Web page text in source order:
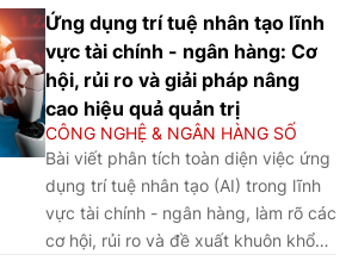
và khung pháp lý thông minh.
Kết quả cho thấy chuyển đổi
số có lợi suất biên giảm dần,
vai trò điều tiết quyết định
thuộc về khung pháp lý thông
minh tích tụ không gian địa lý
được tái định nghĩa theo mật
độ dữ liệu, nhân lực số và
năng lực xuất khẩu tiêu chuẩn
quốc tế, từ đó đề xuất hàm ý chính
sách cho Việt Nam theo hướng cân
bằng giữa thúc đẩy đổi mới, bảo
đảm ổn định và bảo vệ dữ liệu.
Ứng dụng trí tuệ nhân tạo lĩnh
vực tài chính - ngân hàng: Cơ
hội, rủi ro và giải pháp nâng
cao hiệu quả quản trị
CÔNG NGHỆ & NGÂN HÀNG SỐ
Bài viết phân tích toàn diện việc ứng
dụng trí tuệ nhân tạo (AI) trong lĩnh
vực tài chính - ngân hàng, làm rõ các
cơ hội, rủi ro và đề xuất khuôn khổ